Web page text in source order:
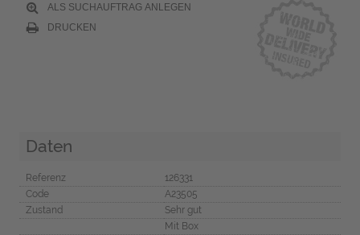
ALS SUCHAUFTRAG ANLEGEN
DRUCKEN
Daten
Referenz
126331
Code
A23505
Zustand
Sehr gut
Mit Box